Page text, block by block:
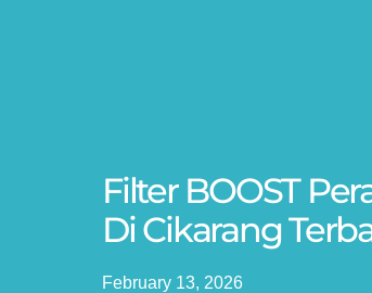
Filter BOOST
Di Cikarang
February 13, 2026